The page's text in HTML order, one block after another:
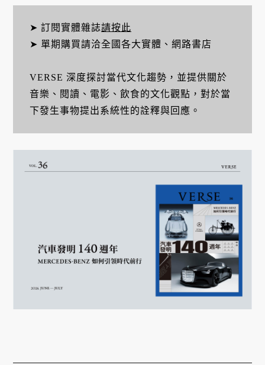
➤ 訂閱實體雜誌請按此
➤ 單期購買請洽全國各大實體、網路書店
VERSE 深度探討當代文化趨勢，並提供關於
音樂、閱讀、電影、飲食的文化觀點，對於當
下發生事物提出系統性的詮釋與回應。